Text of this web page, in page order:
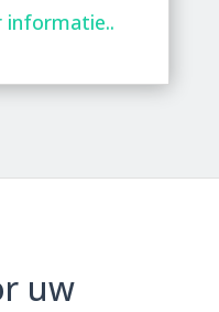
informatie..
uw